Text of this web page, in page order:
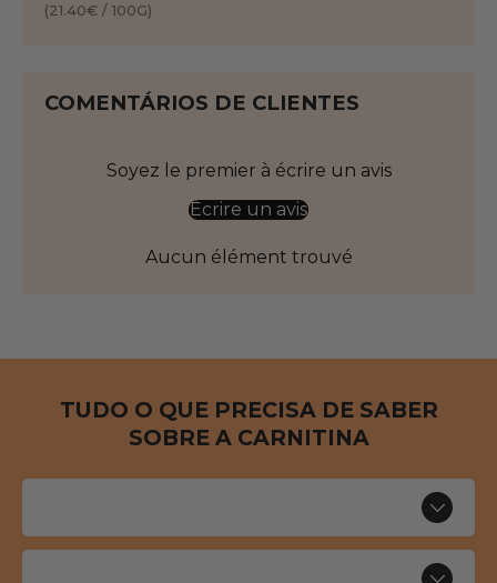
(21.40€ / 100G)
COMENTÁRIOS DE CLIENTES
Soyez le premier à écrire un avis
Écrire un avis
Aucun élément trouvé
TUDO O QUE PRECISA DE SABER
SOBRE A CARNITINA